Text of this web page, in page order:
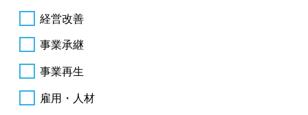
経営改善
事業承継
事業再生
雇用・人材